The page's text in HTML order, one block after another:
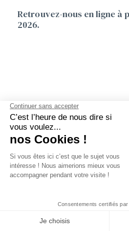
Retrouvez-nous en ligne à
2026.